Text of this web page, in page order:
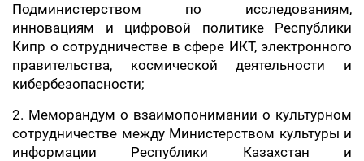
Подминистерством по исследованиям,
инновациям и цифровой политике Республики
Кипр о сотрудничестве в сфере ИКТ, электронного
правительства, космической деятельности и
кибербезопасности;
2. Меморандум о взаимопонимании о культурном
сотрудничестве между Министерством культуры и
информации Республики Казахстан и